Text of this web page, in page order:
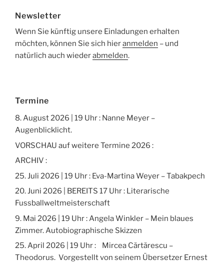
Newsletter
Wenn Sie künftig unsere Einladungen erhalten
möchten, können Sie sich hieranmelden – und
natürlich auch wiederabmelden.
Termine
8. August 2026 | 19 Uhr : Nanne Meyer –
Augenblicklicht.
VORSCHAU auf weitere Termine 2026 :
ARCHIV :
25. Juli 2026 | 19 Uhr : Eva-Martina Weyer – Tabakpech
20. Juni 2026 | BEREITS 17 Uhr : Literarische
Fussballweltmeisterschaft
9. Mai 2026 | 19 Uhr : Angela Winkler – Mein blaues
Zimmer. Autobiographische Skizzen
25. April 2026 | 19 Uhr : Mircea Cărtărescu –
Theodorus. Vorgestellt von seinem Übersetzer Ernest